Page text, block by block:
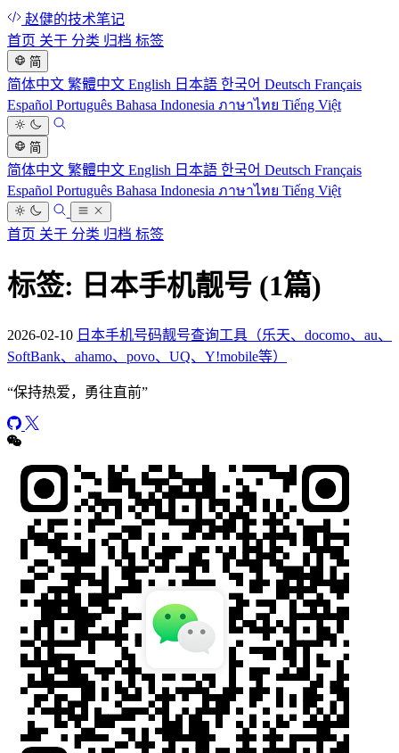
赵健的技术笔记
首页 关于 分类 归档 标签
简
简体中文 繁體中文 English 日本語 한국어 Deutsch Français
Español Português Bahasa Indonesia ภาษาไทย Tiếng Việt
简
简体中文 繁體中文 English 日本語 한국어 Deutsch Français
Español Português Bahasa Indonesia ภาษาไทย Tiếng Việt
首页 关于 分类 归档 标签
标签: 日本手机靓号 (1篇)
2026-02-10 日本手机号码靓号查询工具（乐天、docomo、au、
SoftBank、ahamo、povo、UQ、Y!mobile等）
“保持热爱，勇往直前”